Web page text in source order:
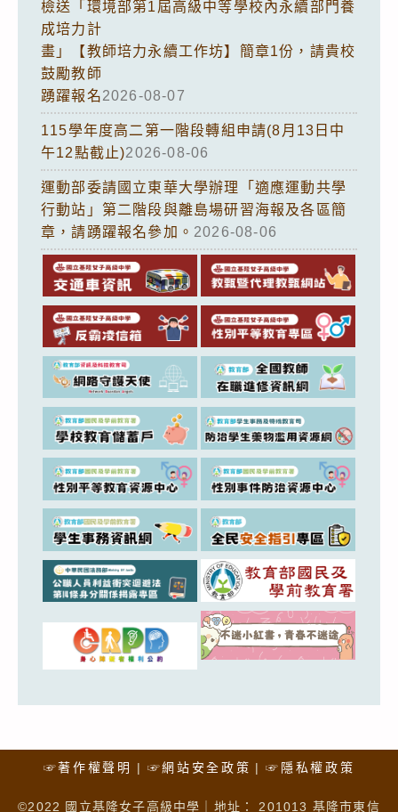
檢送「環境部第1屆高級中等學校內永續部門養
成培力計
畫」【教師培力永續工作坊】簡章1份，請貴校
鼓勵教師
踴躍報名2026-08-07
115學年度高二第一階段轉組申請(8月13日中
午12點截止)2026-08-06
運動部委請國立東華大學辦理「適應運動共學
行動站」第二階段與離島場研習海報及各區簡
章，請踴躍報名參加。 2026-08-06
☞著作權聲明 ☞網站安全政策 ☞隱私權政策
©2022 國立基隆女子高級中學｜地址： 201013 基隆市東信